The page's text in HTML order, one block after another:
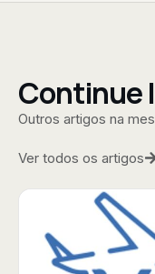
Continue
Outros artigos na
Ver todos os artigos